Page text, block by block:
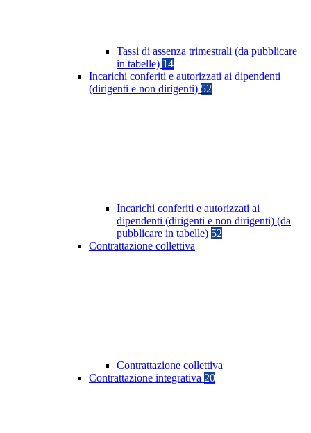
Tassi di assenza trimestrali (da pubblicare
in tabelle) 14
Incarichi conferiti e autorizzati ai dipendenti
(dirigenti e non dirigenti) 52
Incarichi conferiti e autorizzati ai
dipendenti (dirigenti e non dirigenti) (da
pubblicare in tabelle) 52
Contrattazione collettiva
Contrattazione collettiva
Contrattazione integrativa 20